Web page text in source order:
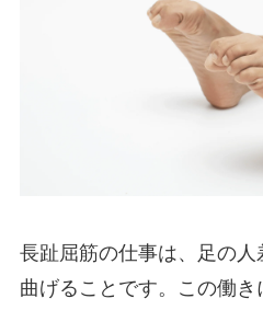
長趾屈筋の仕事は、足の
曲げることです。この働